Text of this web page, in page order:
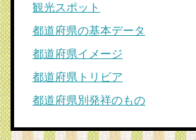
観光スポット
都道府県の基本データ
都道府県イメージ
都道府県トリビア
都道府県別発祥のもの